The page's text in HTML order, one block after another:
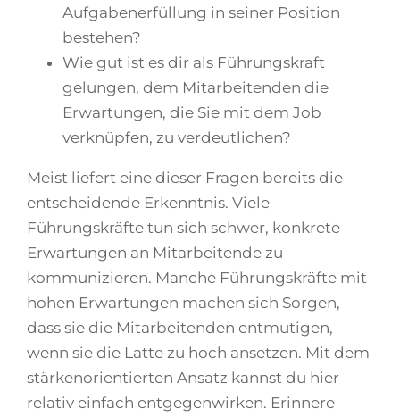
Aufgabenerfüllung in seiner Position
bestehen?
Wie gut ist es dir als Führungskraft
gelungen, dem Mitarbeitenden die
Erwartungen, die Sie mit dem Job
verknüpfen, zu verdeutlichen?
Meist liefert eine dieser Fragen bereits die
entscheidende Erkenntnis. Viele
Führungskräfte tun sich schwer, konkrete
Erwartungen an Mitarbeitende zu
kommunizieren. Manche Führungskräfte mit
hohen Erwartungen machen sich Sorgen,
dass sie die Mitarbeitenden entmutigen,
wenn sie die Latte zu hoch ansetzen. Mit dem
stärkenorientierten Ansatz kannst du hier
relativ einfach entgegenwirken. Erinnere